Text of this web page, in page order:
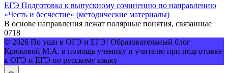
ЕГЭ Подготовка к выпускному сочинению по направлению
«Честь и бесчестие» (методические материалы)
В основе направления лежат полярные понятия, связанные
0718
© 2026 По уши в ОГЭ и ЕГЭ! Образовательный блог
Крюковой М.А. в помощь ученику и учителю при подготовке
к ОГЭ и ЕГЭ по русскому языку